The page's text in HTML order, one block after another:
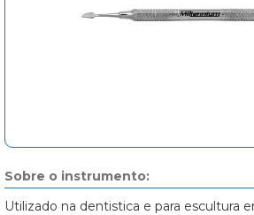
Sobre o instrumento:
Utilizado na dentistica e para escultura